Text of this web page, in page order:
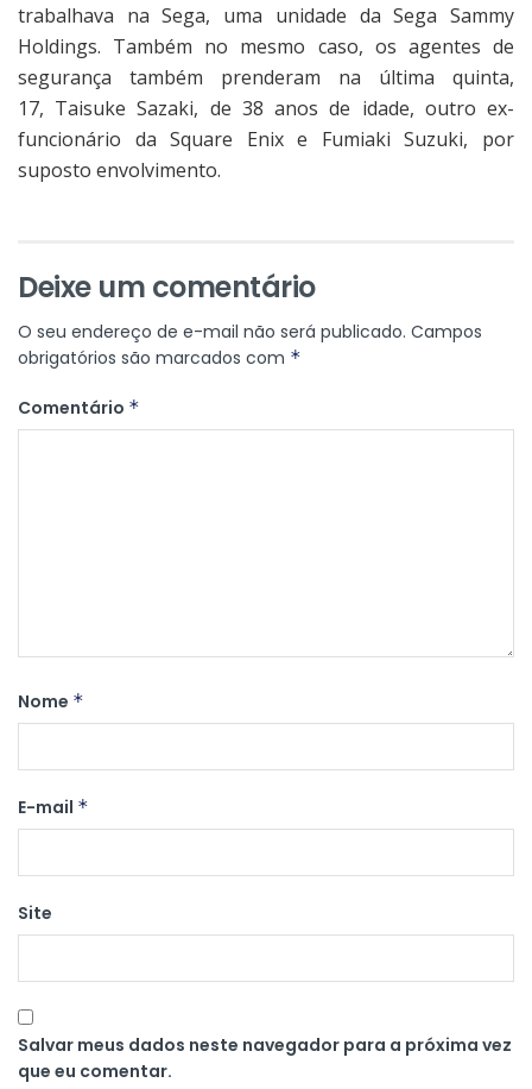
trabalhava na Sega, uma unidade da Sega Sammy
Holdings. Também no mesmo caso, os agentes de
segurança também prenderam na última quinta,
17, Taisuke Sazaki, de 38 anos de idade, outro ex-
funcionário da Square Enix e Fumiaki Suzuki, por
suposto envolvimento.
Deixe um comentário
O seu endereço de e-mail não será publicado. Campos
obrigatórios são marcados com *
Comentário *
Nome *
E-mail *
Site
Salvar meus dados neste navegador para a próxima vez
que eu comentar.